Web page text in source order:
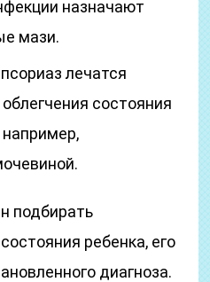
назначают
мази.
лечатся
состояния
подбирать
ребенка, его
диагноза.